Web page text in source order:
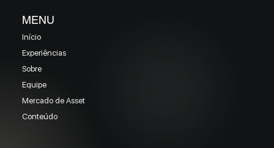
Início
Experiências
Sobre
Equipe
Mercado de Asset
Conteúdo
MENU